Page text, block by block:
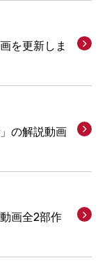
を更新しま
の解説動画
画全2部作